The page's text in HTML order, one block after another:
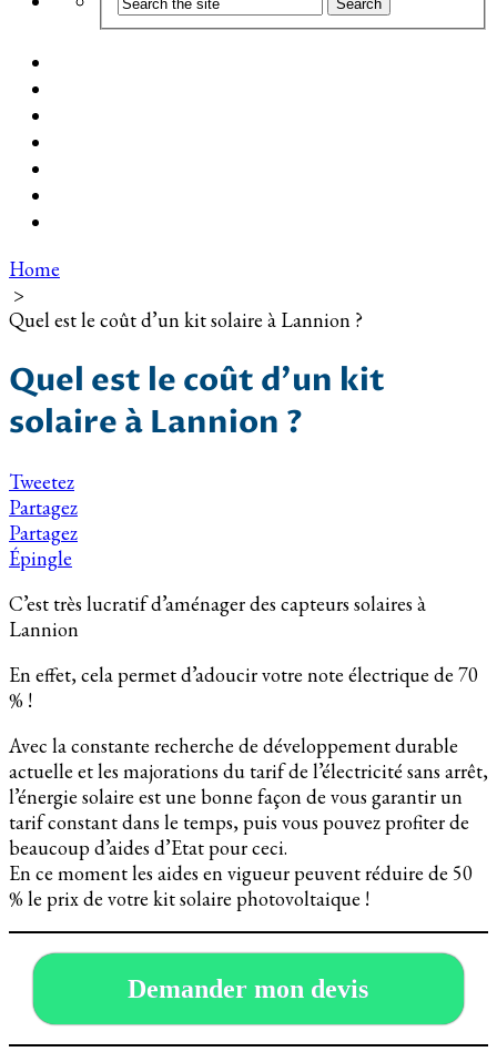
Home
>
Quel est le coût d’un kit solaire à Lannion ?
Quel est le coût d’un kit
solaire à Lannion ?
Tweetez
Partagez
Partagez
Épingle
C’est très lucratif d’aménager des capteurs solaires à
Lannion
En effet, cela permet d’adoucir votre note électrique de 70
% !
Avec la constante recherche de développement durable
actuelle et les majorations du tarif de l’électricité sans arrêt,
l’énergie solaire est une bonne façon de vous garantir un
tarif constant dans le temps, puis vous pouvez profiter de
beaucoup d’aides d’Etat pour ceci.
En ce moment les aides en vigueur peuvent réduire de 50
% le prix de votre kit solaire photovoltaique !
Demander mon devis